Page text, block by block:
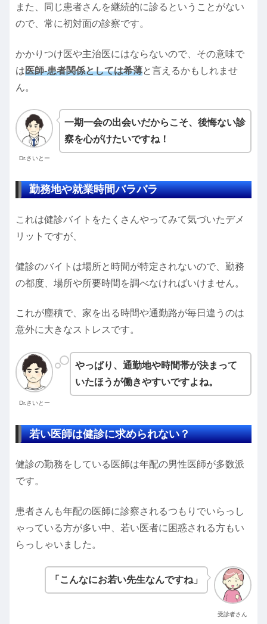
また、同じ患者さんを継続的に診るということがない
ので、常に初対面の診察です。
かかりつけ医や主治医にはならないので、その意味で
は医師-患者関係としては希薄と言えるかもしれませ
ん。
Dr.さいとー
一期一会の出会いだからこそ、後悔ない診
察を心がけたいですね！
勤務地や就業時間バラバラ
これは健診バイトをたくさんやってみて気づいたデメ
リットですが、
健診のバイトは場所と時間が特定されないので、勤務
の都度、場所や所要時間を調べなければいけません。
これが塵積で、家を出る時間や通勤路が毎日違うのは
意外に大きなストレスです。
Dr.さいとー
やっぱり、通勤地や時間帯が決まって
いたほうが働きやすいですよね。
若い医師は健診に求められない？
健診の勤務をしている医師は年配の男性医師が多数派
です。
患者さんも年配の医師に診察されるつもりでいらっし
ゃっている方が多い中、若い医者に困惑される方もい
らっしゃいました。
受診者さん
「こんなにお若い先生なんですね」